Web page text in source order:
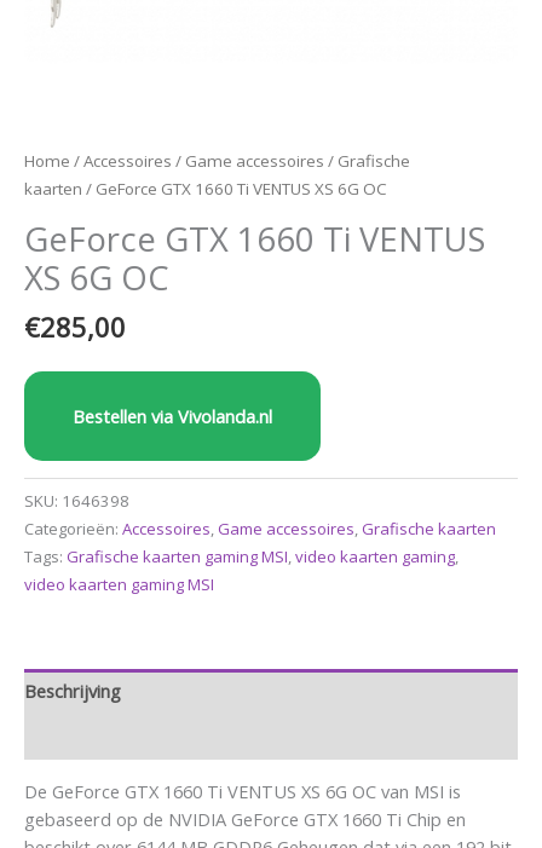
Home /Accessoires / Game accessoires / Grafische
kaarten / GeForce GTX 1660 Ti VENTUS XS 6G OC
GeForce GTX 1660 Ti VENTUS
XS 6G OC
€285,00
Bestellen via Vivolanda.nl
SKU: 1646398
Categorieën: Accessoires, Game accessoires, Grafische kaarten
Tags: Grafische kaarten gaming MSI,video kaarten gaming,
video kaarten gaming MSI
Beschrijving
De GeForce GTX 1660 Ti VENTUS XS 6G OC van MSI is
gebaseerd op de NVIDIA GeForce GTX 1660 Ti Chip en